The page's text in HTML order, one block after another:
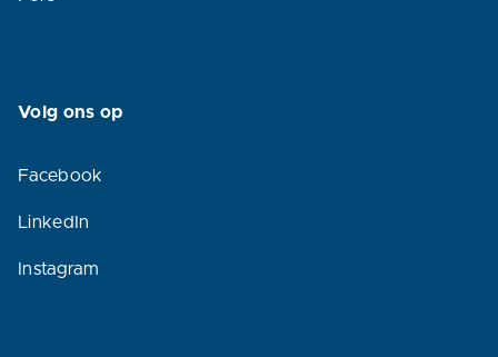
Volg ons op
Facebook
LinkedIn
Instagram